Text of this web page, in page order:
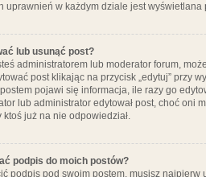
uprawnień w każdym dziale jest
lub usunąć post?
administratorem lub moderator forum,
post klikając na przycisk „edytuj” przy
pojawi się informacja, ile razy go
lub administrator edytował post, choć oni
ktoś już na nie odpowiedział.
podpis do moich postów?
podpis pod swoim postem, musisz